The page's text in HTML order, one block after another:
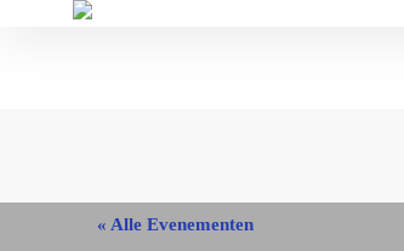
« Alle Evenementen